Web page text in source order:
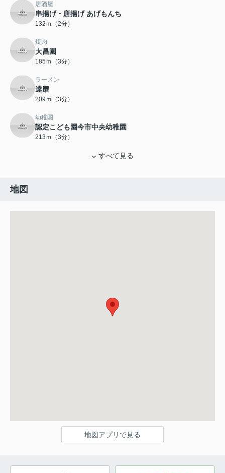
居酒屋
串揚げ・唐揚げ あげもんち
132ｍ（2分）
焼肉
大昌園
185ｍ（3分）
ラーメン
達磨
209ｍ（3分）
幼稚園
認定こども園今市中央幼稚園
213ｍ（3分）
すべて見る
地図
地図アプリで見る